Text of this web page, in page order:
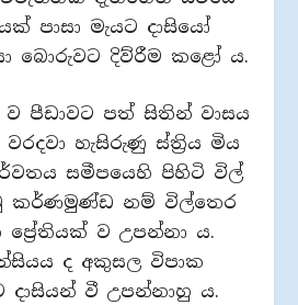
පාසා මැයට දාසියෝ
බොරුවට දිව්රීම කළෝ ය.
පීඩාවට පත් සිතින් වාසය
හැසිරුණු ස්ත්‍රිය මිය
සමීපයෙහි පිහිටි විල්
කර්ණමුණ්ඩ නම් විල්තෙර
ව උපන්නා ය.
ද අකුසල විපාක
වී උපන්නාහු ය.